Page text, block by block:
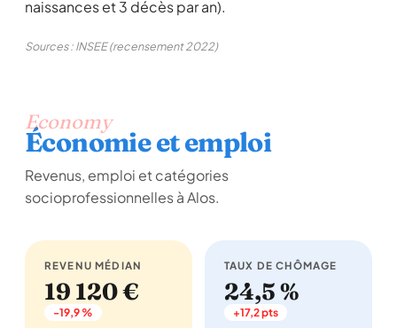
naissances et 3 décès par an).
Sources : INSEE (recensement 2022)
Economy
Économie et emploi
Revenus, emploi et catégories
socioprofessionnelles à Alos.
REVENU MÉDIAN
19 120 €
-19,9 %
TAUX DE CHÔMAGE
24,5 %
+17,2 pts